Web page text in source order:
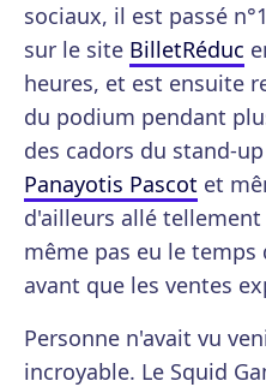
sociaux, il est passé
sur le site BilletRéduc
heures, et est ensuite
du podium pendant
des cadors du stand-
Panayotis Pascot et
d'ailleurs allé
même pas eu le
avant que les ventes
Personne n'avait vu
incroyable. Le Squid